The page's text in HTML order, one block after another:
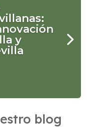
y
blog